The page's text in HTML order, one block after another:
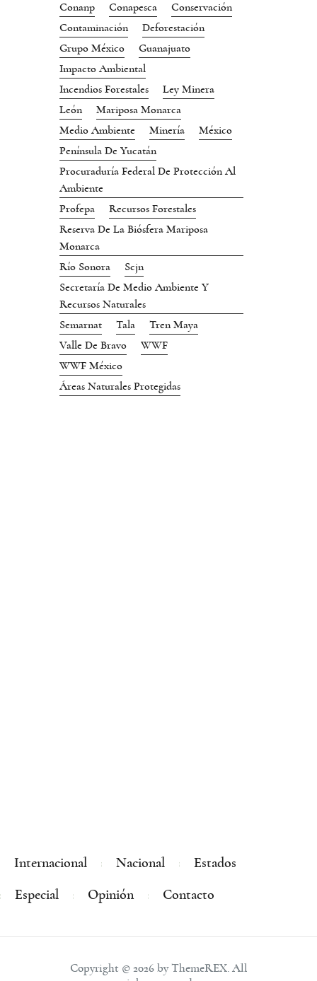
Conanp
Conapesca
Conservación
Contaminación
Deforestación
Grupo México
Guanajuato
Impacto Ambiental
Incendios Forestales
Ley Minera
León
Mariposa Monarca
Medio Ambiente
Minería
México
Península De Yucatán
Procuraduría Federal De Protección Al
Ambiente
Profepa
Recursos Forestales
Reserva De La Biósfera Mariposa
Monarca
Río Sonora
Scjn
Secretaría De Medio Ambiente Y
Recursos Naturales
Semarnat
Tala
Tren Maya
Valle De Bravo
WWF
WWF México
Áreas Naturales Protegidas
Internacional Nacional Estados
Especial Opinión Contacto
Copyright © 2026 by ThemeREX. All